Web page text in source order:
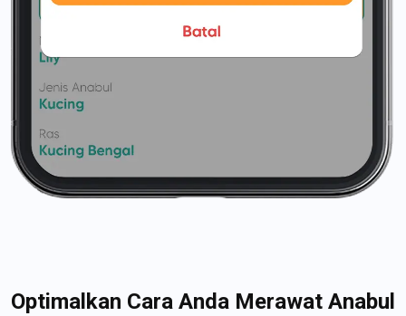
Optimalkan Cara Anda Merawat Anabul